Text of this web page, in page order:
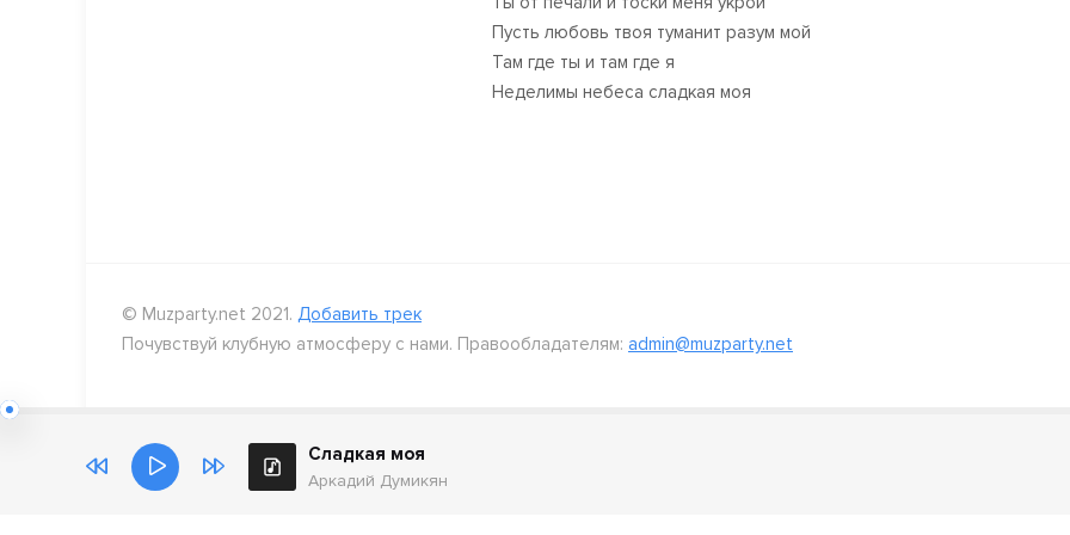
Пусть любовь твоя туманит разум мой
Там где ты и там где я
Неделимы небеса сладкая моя
© Muzparty.net 2021. Добавить трек
Почувствуй клубную атмосферу с нами. Правообладателям: admin@muzparty.net
Сладкая моя
Аркадий Думикян